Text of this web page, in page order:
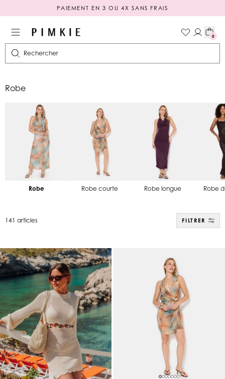
EXCLU FID' : TOUTE LA SÉLECTION À -50%*
0
Rechercher
Robe
Robe Robe courte Robe longue Robe
141 articles FILTRER